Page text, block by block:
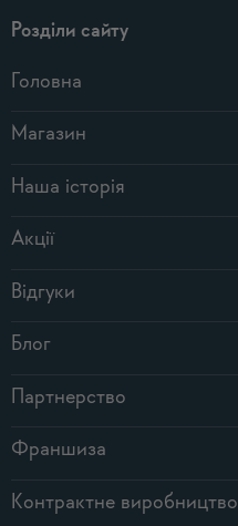
Розділи сайту
Головна
Магазин
Наша історія
Акції
Відгуки
Блог
Партнерство
Франшиза
Контрактне виробництво